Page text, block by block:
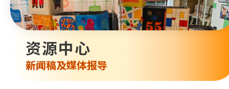
资源中心
新闻稿及媒体报导
捐款方法
支持我们
新闻稿及媒体报导
财务报告
资源中心